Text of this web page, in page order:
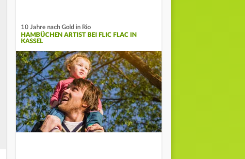
10 Jahre nach Gold in Rio
HAMBÜCHEN ARTIST BEI FLIC FLAC IN
KASSEL